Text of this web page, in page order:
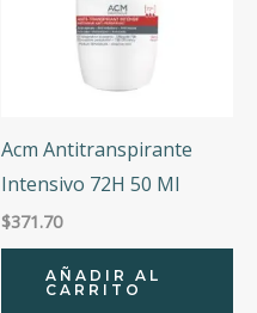
Acm Antitranspirante
Intensivo 72H 50 Ml
$371.70
AÑADIR AL
CARRITO